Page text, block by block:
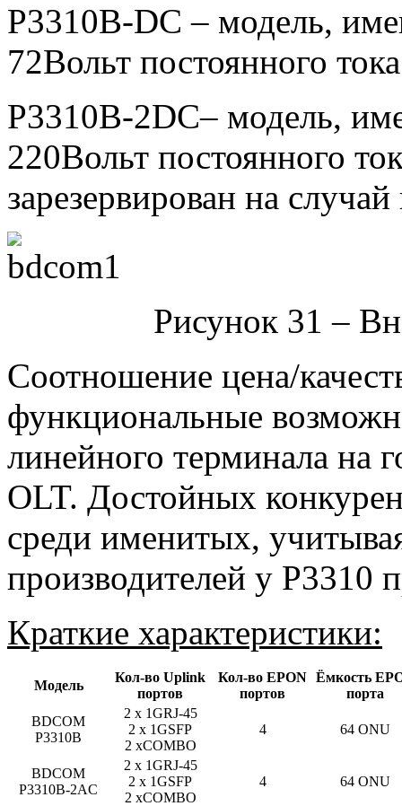
P3310B-DC – модель,
72Вольт постоянного
P3310B-2DC– модель,
220Вольт постоянного
зарезервирован на
Рисунок 31 –
Соотношение цена/
функциональные
линейного терминала на
OLT. Достойных
среди именитых,
производителей у P3310
Краткие характеристики:
Модель
Кол-во Uplink
портов
Кол-во EPON
портов
Ёмкость
порта
BDCOM
P3310B
2 х 1GRJ-45
2 х 1GSFP
2 xCOMBO
4 64 ONU
BDCOM
P3310B-2AC
2 х 1GRJ-45
2 х 1GSFP
2 xCOMBO
4 64 ONU